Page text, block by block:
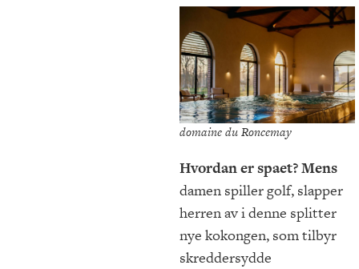
domaine du Roncemay
Hvordan er spaet? Mens
damen spiller golf, slapper
herren av i denne splitter
nye kokongen, som tilbyr
skreddersydde